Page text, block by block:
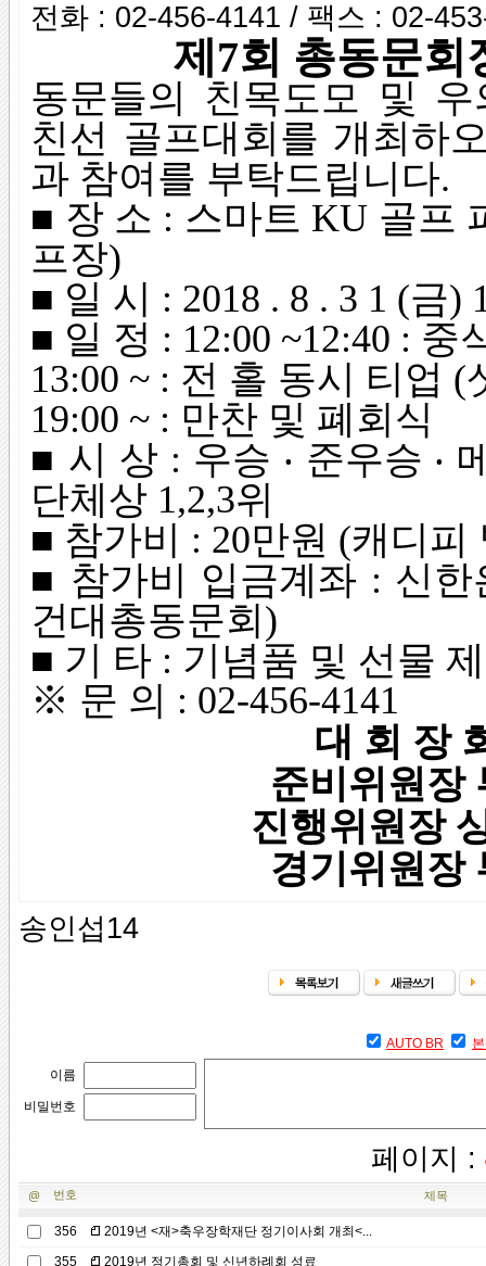
전화 : 02-456-4141 / 팩스 : 02-
제7회 총동문회
동문들의 친목도모 및
친선 골프대회를 개최하
과 참여를 부탁드립니다.
■ 장 소 : 스마트 KU 골프
프장)
■ 일 시 : 2018 . 8 . 3 1 (금)
■ 일 정 : 12:00 ~12:40 : 중
13:00 ~ : 전 홀 동시 티업 (
19:00 ~ : 만찬 및 폐회식
■ 시 상 : 우승 ‧ 준우승 ‧
단체상 1,2,3위
■ 참가비 : 20만원 (캐디피
■ 참가비 입금계좌 : 신한
건대총동문회)
■ 기 타 : 기념품 및 선물
※ 문 의 : 02-456-4141
대 회 장
준비위원장
진행위원장
경기위원장
송인섭14
AUTO BR
이름
비밀번호
페이지 :
@ 번호 제목
356
2019년 <재>축우장학재단 정기이사회 개최<...
355
2019년 정기총회 및 신년하례회 성료